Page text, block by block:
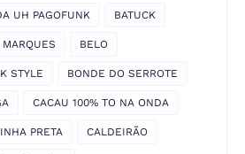
UH PAGOFUNK BATUCK
BELO
STYLE BONDE DO SERROTE
CACAU 100% TO NA ONDA
PRETA CALDEIRÃO